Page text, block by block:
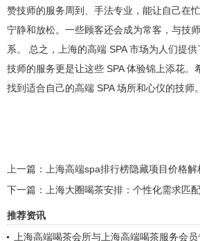
赞技师的服务周到、手法专业，能让自己在
宁静和放松。一些顾客还会成为常客，与技
系。 总之，上海的高端 SPA 市场为人们提
技师的服务更是让这些 SPA 体验锦上添花。
找到适合自己的高端 SPA 场所和心仪的技师。
上一篇： 上海高端spa排行榜隐藏项目价格解
下一篇： 上海大圈喝茶安排：个性化需求匹
推荐资讯
上海高端喝茶会所与上海高端喝茶服务会